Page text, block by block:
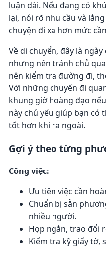
luận dài. Nếu đang có
lại, nói rõ nhu cầu và
chuyện đi xa hơn mức
Về di chuyển, đây là
nhưng nên tránh chủ
nên kiểm tra đường đi,
Với những chuyến đi
khung giờ hoàng đạo
này chủ yếu giúp bạn có
tốt hơn khi ra ngoài.
Gợi ý theo từng
Công việc:
Ưu tiên việc cần
Chuẩn bị sẵn
nhiều người.
Họp ngắn, trao đổi
Kiểm tra kỹ giấy tờ,